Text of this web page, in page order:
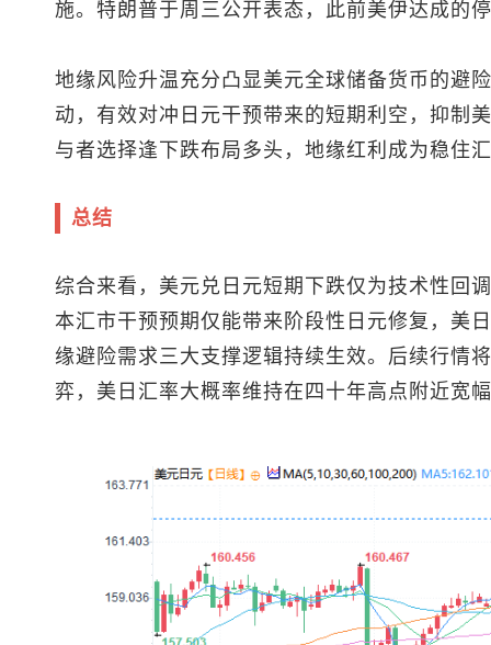
施。特朗普于周三公开表态，此前美伊达成的
地缘风险升温充分凸显美元全球储备货币的避
动，有效对冲日元干预带来的短期利空，抑制
与者选择逢下跌布局多头，地缘红利成为稳住
总结
综合来看， 美元兑日元短期下跌仅为技术性回
本汇市干预预期仅能带来阶段性日元修复，美
缘避险需求三大支撑逻辑持续生效。后续行情
弈，美日汇率大概率维持在四十年高点附近宽